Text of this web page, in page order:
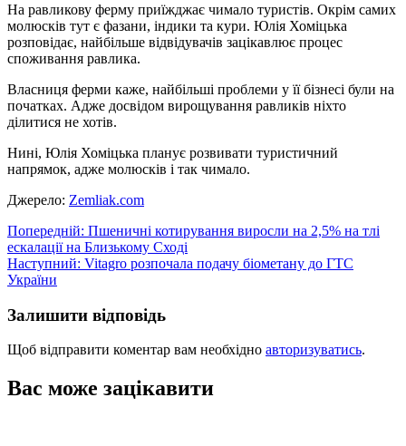
На равликову ферму приїжджає чимало туристів. Окрім самих
молюсків тут є фазани, індики та кури. Юлія Хоміцька
розповідає, найбільше відвідувачів зацікавлює процес
споживання равлика.
Власниця ферми каже, найбільші проблеми у її бізнесі були на
початках. Адже досвідом вирощування равликів ніхто
ділитися не хотів.
Нині, Юлія Хоміцька планує розвивати туристичний
напрямок, адже молюсків і так чимало.
Джерело: Zemliak.com
Навігація
записів
Попередній: Пшеничні котирування виросли на 2,5% на тлі
ескалації на Близькому Сході
Наступний: Vitagro розпочала подачу біометану до ГТС
України
Залишити відповідь
Щоб відправити коментар вам необхідно авторизуватись.
Вас може зацікавити